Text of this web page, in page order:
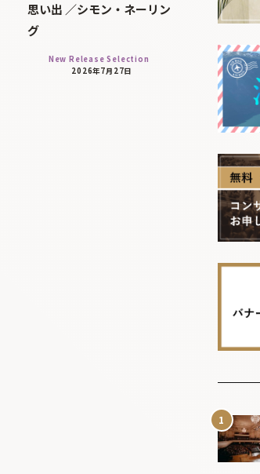
思い出 ／シモン・ネーリン
グ
New Release Selection
2026年7月27日